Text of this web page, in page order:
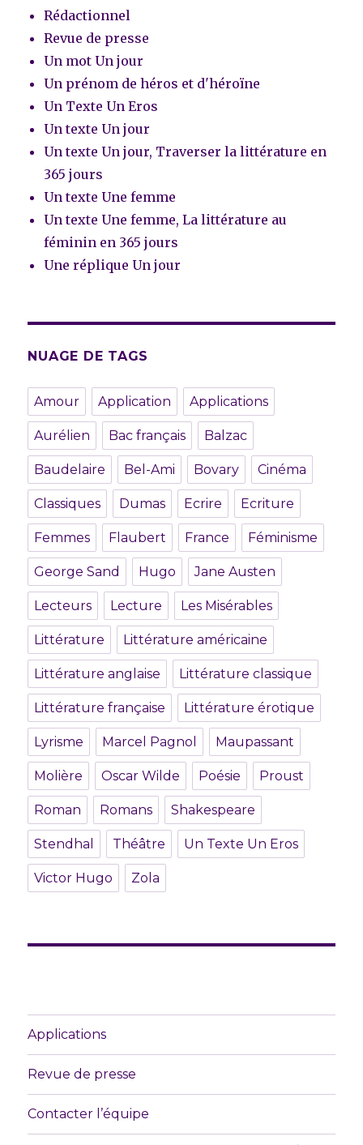
Rédactionnel
Revue de presse
Un mot Un jour
Un prénom de héros et d'héroïne
Un Texte Un Eros
Un texte Un jour
Un texte Un jour, Traverser la littérature en
365 jours
Un texte Une femme
Un texte Une femme, La littérature au
féminin en 365 jours
Une réplique Un jour
NUAGE DE TAGS
Amour Application Applications
Aurélien Bac français Balzac
Baudelaire Bel-Ami Bovary Cinéma
Classiques Dumas Ecrire Ecriture
Femmes Flaubert France Féminisme
George Sand Hugo Jane Austen
Lecteurs Lecture Les Misérables
Littérature Littérature américaine
Littérature anglaise Littérature classique
Littérature française Littérature érotique
Lyrisme Marcel Pagnol Maupassant
Molière Oscar Wilde Poésie Proust
Roman Romans Shakespeare
Stendhal Théâtre Un Texte Un Eros
Victor Hugo Zola
Applications
Revue de presse
Contacter l’équipe